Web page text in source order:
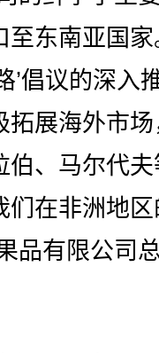
至东南亚国
’倡议的深入
拓展海外市
伯、马尔代
们在非洲地
品有限公司